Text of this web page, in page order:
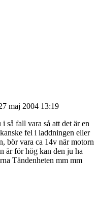
maj 2004 13:19
så fall vara så att det är en
fel i laddningen eller
bör vara ca 14v när motorn
är för hög kan den ju ha
Tändenheten mm mm